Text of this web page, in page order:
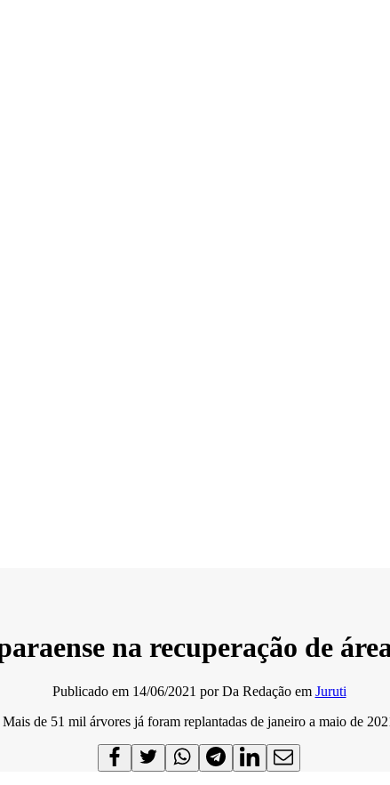
na recuperação de
Publicado em 14/06/2021 porDa Redação em Juruti
Mais de 51 mil árvores já foram replantadas de janeiro a maio de